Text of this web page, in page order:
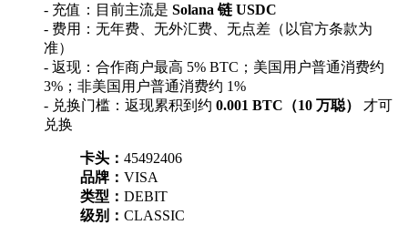
- 充值：目前主流是 Solana 链 USDC
- 费用：无年费、无外汇费、无点差（以官方条款为
准）
- 返现：合作商户最高 5% BTC；美国用户普通消费约
3%；非美国用户普通消费约 1%
- 兑换门槛：返现累积到约 0.001 BTC（10 万聪）
才可
兑换
卡头： 45492406
品牌： VISA
类型： DEBIT
级别： CLASSIC